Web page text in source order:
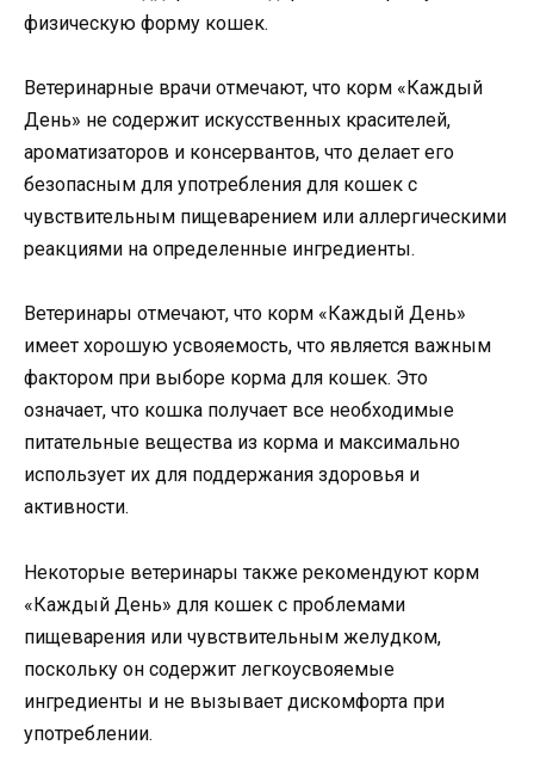
физическую форму кошек.
Ветеринарные врачи отмечают, что корм «Каждый
День» не содержит искусственных красителей,
ароматизаторов и консервантов, что делает его
безопасным для употребления для кошек с
чувствительным пищеварением или аллергическими
реакциями на определенные ингредиенты.
Ветеринары отмечают, что корм «Каждый День»
имеет хорошую усвояемость, что является важным
фактором при выборе корма для кошек. Это
означает, что кошка получает все необходимые
питательные вещества из корма и максимально
использует их для поддержания здоровья и
активности.
Некоторые ветеринары также рекомендуют корм
«Каждый День» для кошек с проблемами
пищеварения или чувствительным желудком,
поскольку он содержит легкоусвояемые
ингредиенты и не вызывает дискомфорта при
употреблении.